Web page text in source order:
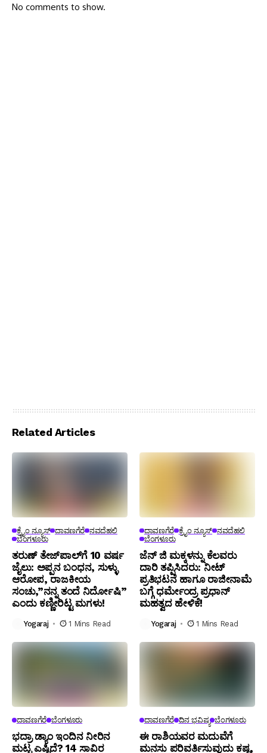
No comments to show.
Related Articles
ಕ್ರೈಂ ನ್ಯೂಸ್ ದಾವಣಗೆರೆ ನವದೆಹಲಿ
ಬೆಂಗಳೂರು
ತರುಣ್ ತೇಜ್‌ಪಾಲ್‌ಗೆ 10 ವರ್ಷ
ಜೈಲು: ಅಪ್ಪನ ಬಂಧನ, ಸುಳ್ಳು
ಆರೋಪ, ರಾಜಕೀಯ
ಸಂಚು,”ನನ್ನ ತಂದೆ ನಿರ್ದೋಷಿ”
ಎಂದು ಕಣ್ಣೀರಿಟ್ಟ ಮಗಳು!
Yogaraj 1 Mins Read
ದಾವಣಗೆರೆ ಕ್ರೈಂ ನ್ಯೂಸ್ ನವದೆಹಲಿ
ಬೆಂಗಳೂರು
ಜೆನ್ ಜಿ ಮಕ್ಕಳನ್ನು ಕೆಲವರು
ದಾರಿ ತಪ್ಪಿಸಿದರು: ನೀಟ್
ಪ್ರತಿಭಟನೆ ಹಾಗೂ ರಾಜೀನಾಮೆ
ಬಗ್ಗೆ ಧರ್ಮೇಂದ್ರ ಪ್ರಧಾನ್
ಮಹತ್ವದ ಹೇಳಿಕೆ!
Yogaraj 1 Mins Read
ದಾವಣಗೆರೆ ಬೆಂಗಳೂರು
ಭದ್ರಾ ಡ್ಯಾಂ ಇಂದಿನ ನೀರಿನ
ಮಟ್ಟ ಎಷ್ಟಿದೆ? 14 ಸಾವಿರ
ದಾವಣಗೆರೆ ದಿನ ಭವಿಷ್ಯ ಬೆಂಗಳೂರು
ಈ ರಾಶಿಯವರ ಮದುವೆಗೆ
ಮನಸು ಪರಿವರ್ತಿಸುವುದು ಕಷ್ಟ,